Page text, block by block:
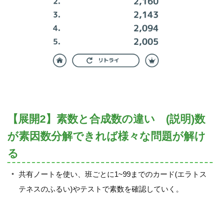
【展開2】素数と合成数の違い (説明)数
が素因数分解できれば様々な問題が解け
る
共有ノートを使い、班ごとに1~99までのカード(エラトス
テネスのふるい)やテストで素数を確認していく。